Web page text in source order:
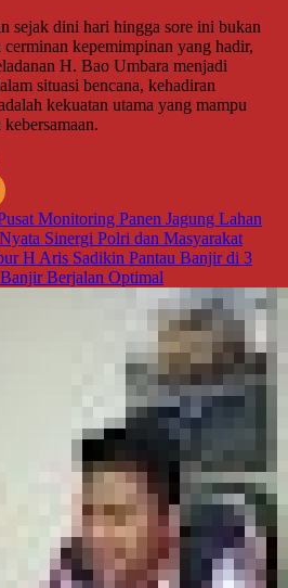
sejak dini hari hingga sore ini bukan
kepemimpinan yang hadir,
H. Bao Umbara menjadi
situasi bencana, kehadiran
kekuatan utama yang mampu
Monitoring Panen Jagung Lahan
Sinergi Polri dan Masyarakat
H Aris Sadikin Pantau Banjir di 3
Berjalan Optimal